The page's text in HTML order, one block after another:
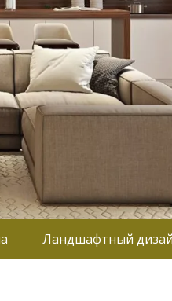
Ландшафтный